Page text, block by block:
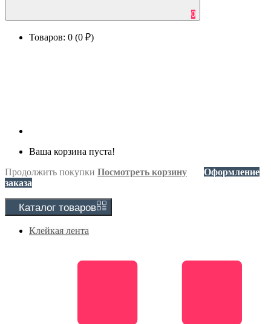
0
Товаров: 0 (0 ₽)
Ваша корзина пуста!
Продолжить покупки Посмотреть корзину
Оформление
заказа
Каталог товаров
Клейкая лента